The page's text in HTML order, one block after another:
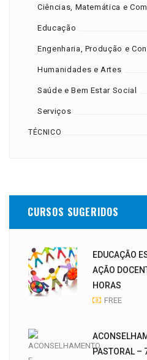
Ciências, Matemática e
Educação
Engenharia, Produção e
Humanidades e Artes
Saúde e Bem Estar Social
Serviços
TÉCNICO
CURSOS SUGERIDOS
EDUCAÇÃO
AÇÃO
HORAS
FREE
PASTORAL –